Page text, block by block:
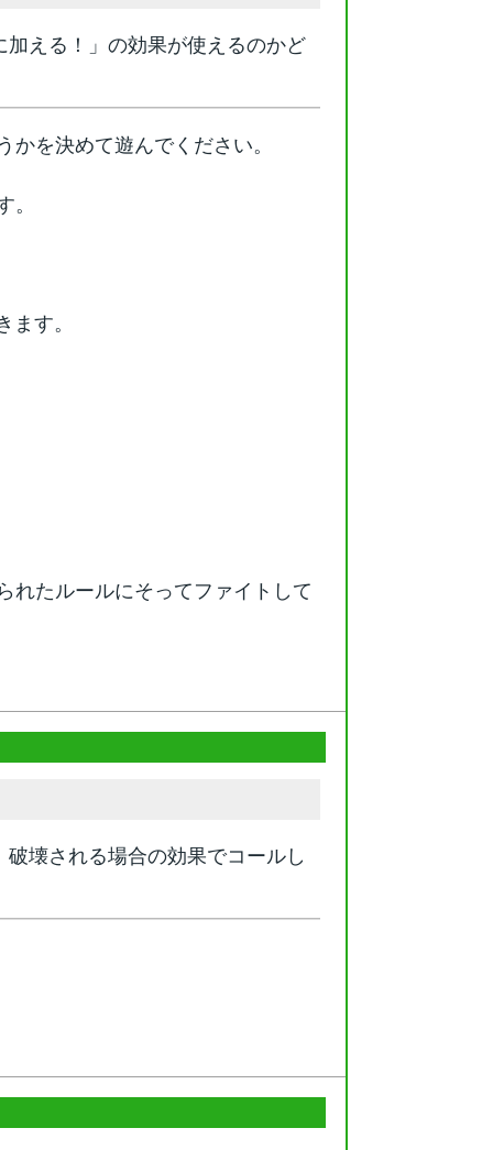
加える！」の効果が使えるのかど
を決めて遊んでください。
。
す。
れたルールにそってファイトして
壊される場合の効果でコールし